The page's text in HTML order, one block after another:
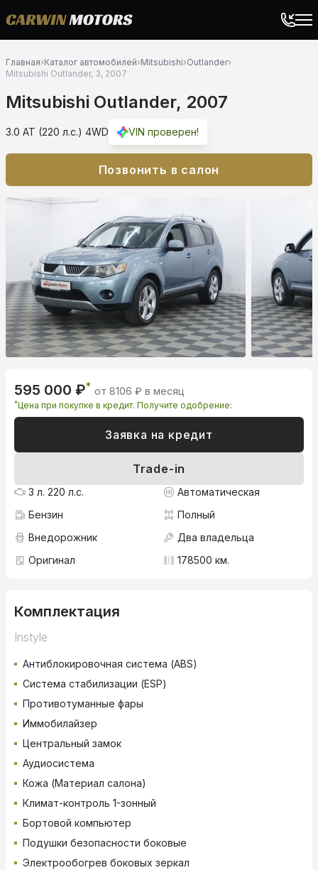
Главная›Каталог автомобилей›Mitsubishi›Outlander›
Mitsubishi Outlander, 3, 2007
Mitsubishi Outlander, 2007
3.0 AT (220 л.с.) 4WD VIN проверен!
Позвонить в салон
595 000 ₽* от 8106 ₽ в месяц
*Цена при покупке в кредит. Получите одобрение:
Заявка на кредит
Trade-in
3 л. 220 л.с.
Автоматическая
Бензин
Полный
Внедорожник
Два владельца
Оригинал
178500 км.
Комплектация
Instyle
Антиблокировочная система (ABS)
Система стабилизации (ESP)
Противотуманные фары
Иммобилайзер
Центральный замок
Аудиосистема
Кожа (Материал салона)
Климат-контроль 1-зонный
Бортовой компьютер
Подушки безопасности боковые
Электрообогрев боковых зеркал